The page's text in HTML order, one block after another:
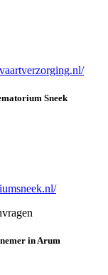
Sneek
in Arum